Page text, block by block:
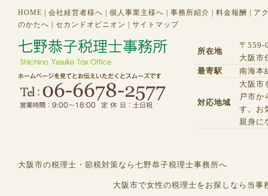
HOME 会社経営者様へ 個人事業主様へ 事務所紹介 料金報酬
ア
のかたへ
セカンドオピニオン サイトマップ
所在地
〒559-
大阪市
最寄駅
南海
対応地域
大阪市
戸市か
す。お
親身に
大阪市の税理士・節税対策なら七野恭子税理士事務所へ
大阪市で女性の税理士をお探しなら当